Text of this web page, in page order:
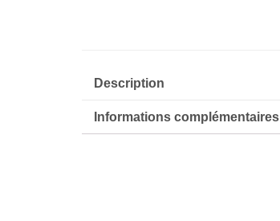
Description
Informations complémentaires